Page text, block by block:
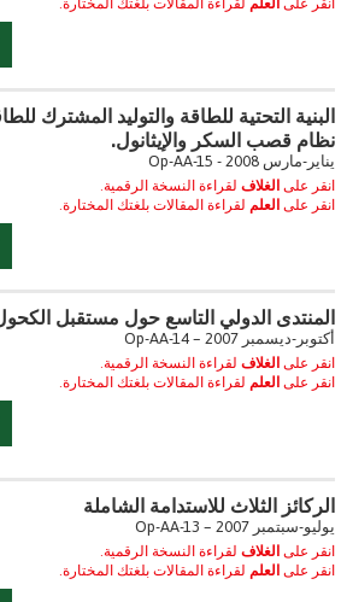
البنية التحتية للطاقة والتوليد المشترك
نظام قصب السكر والإيثانول.
يناير-مارس 2008 - Op-AA-15
انقر على الغلاف لقراءة النسخة الرقمية.
انقر على العلم لقراءة المقالات بلغتك المختارة.
المنتدى الدولي التاسع حول مستقبل
أكتوبر-ديسمبر 2007 – Op-AA-14
انقر على الغلاف لقراءة النسخة الرقمية.
انقر على العلم لقراءة المقالات بلغتك المختارة.
الركائز الثلاث للاستدامة الشاملة
يوليو-سبتمبر 2007 – Op-AA-13
انقر على الغلاف لقراءة النسخة الرقمية.
انقر على العلم لقراءة المقالات بلغتك المختارة.